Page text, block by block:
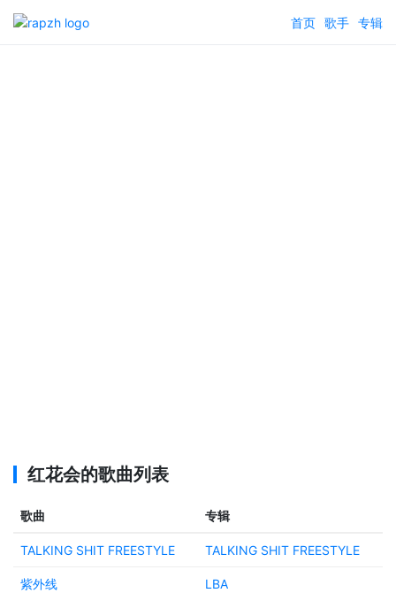
首页 歌手 专辑
红花会的歌曲列表
歌曲 专辑
TALKING SHIT FREESTYLE TALKING SHIT FREESTYLE
紫外线 LBA